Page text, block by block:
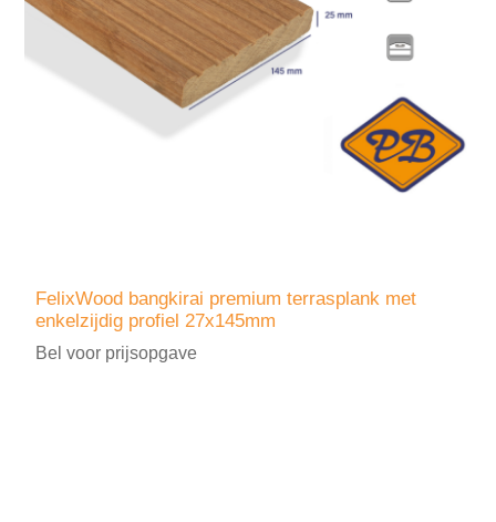
FelixWood bangkirai premium terrasplank met
enkelzijdig profiel 27x145mm
Bel voor prijsopgave